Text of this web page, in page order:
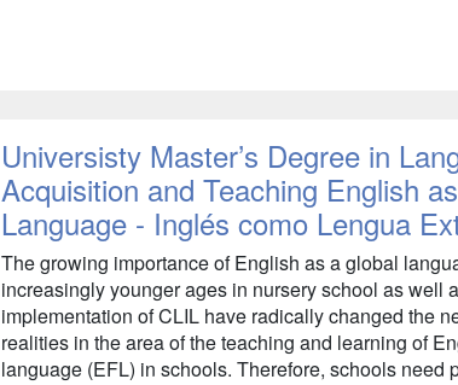
Universisty Master’s Degree in
Acquisition and Teaching English
Language - Inglés como Lengua
The growing importance of English as a global
increasingly younger ages in nursery school as well
implementation of CLIL have radically changed the
realities in the area of the teaching and learning of
language (EFL) in schools. Therefore, schools need